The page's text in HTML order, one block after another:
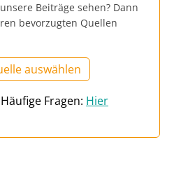
Beiträge sehen? Dann
bevorzugten Quellen
auswählen
Fragen: Hier